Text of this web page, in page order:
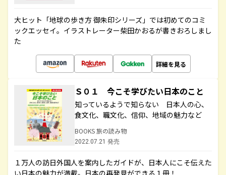
大ヒット「地球の歩き方 御朱印シリーズ」では初めてのコミ
ックエッセイ。イラストレーター柴田かおるが書きおろしまし
た
詳細を見る
Ｓ０１ 今こそ学びたい日本のこと
知っているようで知らない 日本人の心、
食文化、職文化、信仰、地域の魅力など
BOOKS 旅の読み物
2022.07.21 発売
１万人の訪日外国人を案内したガイドが、日本人にこそ伝えた
い日本の魅力が満載。日本の再発見ができる１冊！